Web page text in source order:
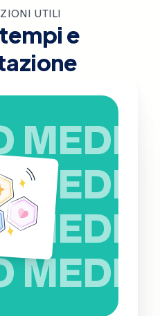
UTILI
e
MEDIO
MEDIO
MEDIO
MEDIO